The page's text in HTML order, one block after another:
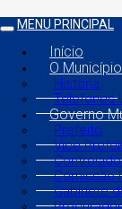
MENU PRINCIPAL
Início
O Município
História
Telefones
Governo
Prefeito
Vice
Comissão
Gabinete